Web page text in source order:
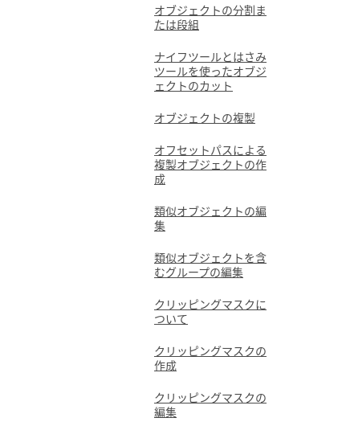
オブジェクトの分割ま
たは段組
ナイフツールとはさみ
ツールを使ったオブジ
ェクトのカット
オブジェクトの複製
オフセットパスによる
複製オブジェクトの作
成
類似オブジェクトの編
集
類似オブジェクトを含
むグループの編集
クリッピングマスクに
ついて
クリッピングマスクの
作成
クリッピングマスクの
編集